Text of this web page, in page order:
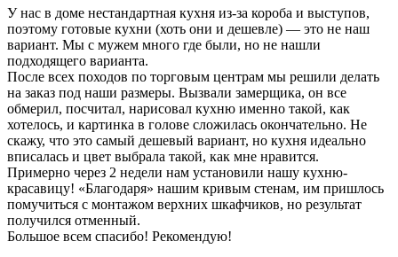
У нас в доме нестандартная кухня из-за короба и выступов,
поэтому готовые кухни (хоть они и дешевле) — это не наш
вариант. Мы с мужем много где были, но не нашли
подходящего варианта.
После всех походов по торговым центрам мы решили делать
на заказ под наши размеры. Вызвали замерщика, он все
обмерил, посчитал, нарисовал кухню именно такой, как
хотелось, и картинка в голове сложилась окончательно. Не
скажу, что это самый дешевый вариант, но кухня идеально
вписалась и цвет выбрала такой, как мне нравится.
Примерно через 2 недели нам установили нашу кухню-
красавицу! «Благодаря» нашим кривым стенам, им пришлось
помучиться с монтажом верхних шкафчиков, но результат
получился отменный.
Большое всем спасибо! Рекомендую!